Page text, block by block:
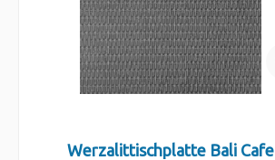
Werzalittischplatte Bali Cafe